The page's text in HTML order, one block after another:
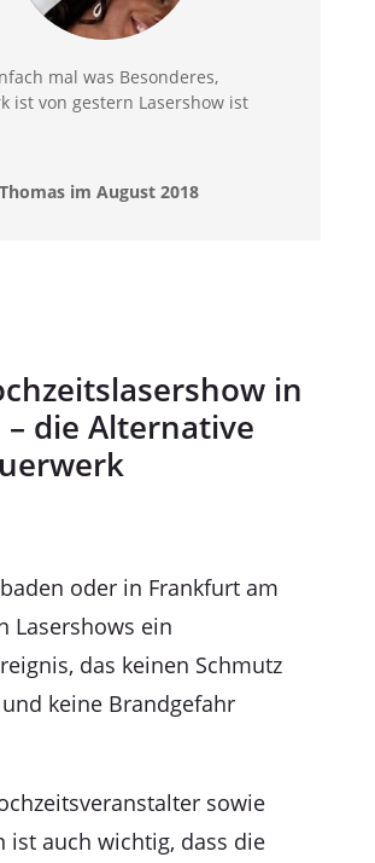
mal was Besonderes,
ist von gestern Lasershow ist
im August 2018
in
– die Alternative
oder in Frankfurt am
Lasershows ein
das keinen Schmutz
keine Brandgefahr
sowie
ist auch wichtig, dass die